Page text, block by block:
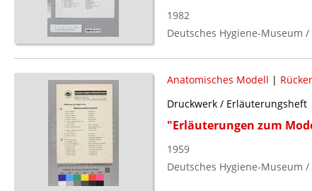
1982
Deutsches Hygiene-Museum
Anatomisches Modell |
Druckwerk / Erläuterungsheft
"Erläuterungen zum
1959
Deutsches Hygiene-Museum